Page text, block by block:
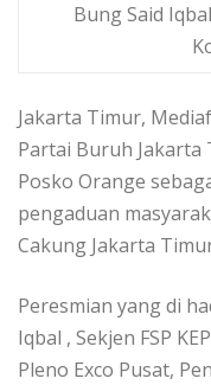
Bung Said
Jakarta Timur,
Partai Buruh
Posko Orange
pengaduan
Cakung Jakarta
Peresmian yang di
Iqbal , Sekjen FSP
Pleno Exco Pusat,